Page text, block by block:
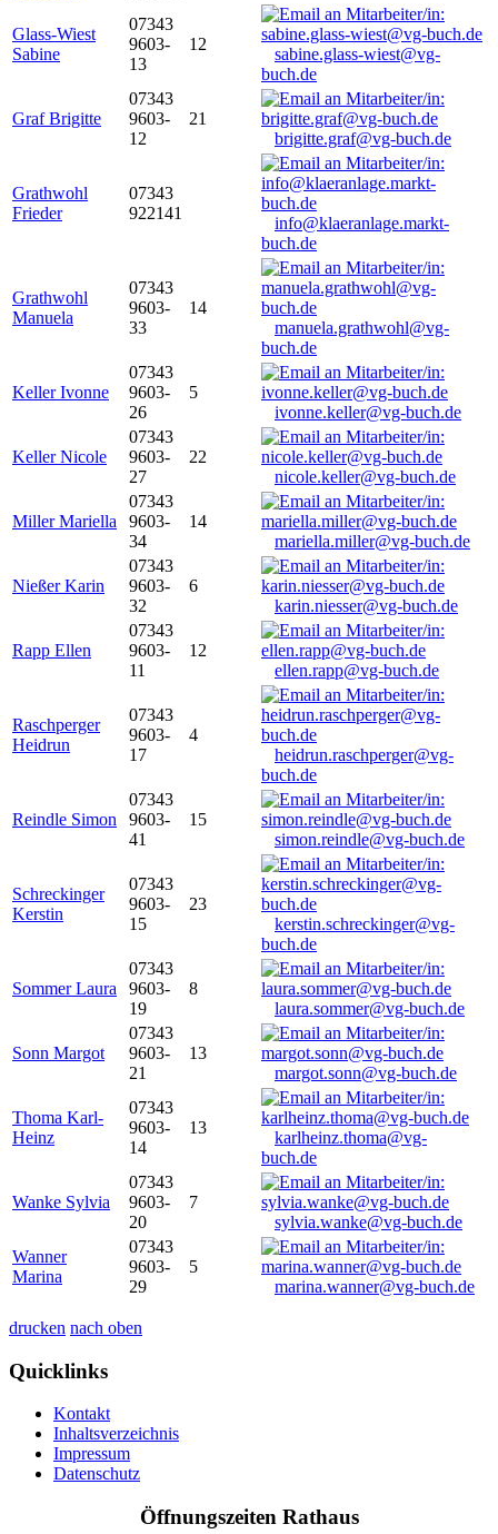
Glass-Wiest
Sabine
07343
9603-
13
12
sabine.glass-wiest@vg-
buch.de
Graf Brigitte
07343
9603-
12
21
brigitte.graf@vg-buch.de
Grathwohl
Frieder
07343
922141
info@klaeranlage.markt-
buch.de
Grathwohl
Manuela
07343
9603-
33
14
manuela.grathwohl@vg-
buch.de
Keller Ivonne
07343
9603-
26
5
ivonne.keller@vg-buch.de
Keller Nicole
07343
9603-
27
22
nicole.keller@vg-buch.de
Miller Mariella
07343
9603-
34
14
mariella.miller@vg-buch.de
Nießer Karin
07343
9603-
32
6
karin.niesser@vg-buch.de
Rapp Ellen
07343
9603-
11
12
ellen.rapp@vg-buch.de
Raschperger
Heidrun
07343
9603-
17
4
heidrun.raschperger@vg-
buch.de
Reindle Simon
07343
9603-
41
15
simon.reindle@vg-buch.de
Schreckinger
Kerstin
07343
9603-
15
23
kerstin.schreckinger@vg-
buch.de
Sommer Laura
07343
9603-
19
8
laura.sommer@vg-buch.de
Sonn Margot
07343
9603-
21
13
margot.sonn@vg-buch.de
Thoma Karl-
Heinz
07343
9603-
14
13
karlheinz.thoma@vg-
buch.de
Wanke Sylvia
07343
9603-
20
7
sylvia.wanke@vg-buch.de
Wanner
Marina
07343
9603-
29
5
marina.wanner@vg-buch.de
drucken nach oben
Quicklinks
Kontakt
Inhaltsverzeichnis
Impressum
Datenschutz
Öffnungszeiten Rathaus